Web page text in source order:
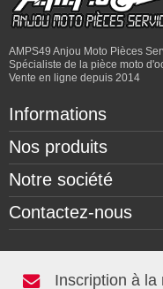
AMPS49 Anjou Moto Pièces
Spécialiste de la pièce moto
Vente en ligne depuis 2014
Informations
Nos produits
Notre société
Contactez-nous
Inscription à la